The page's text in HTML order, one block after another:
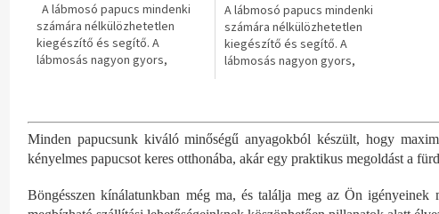
A lábmosó papucs mindenki
számára nélkülözhetetlen
kiegészítő és segítő. A
lábmosás nagyon gyors,
A lábmosó papucs mindenki
számára nélkülözhetetlen
kiegészítő és segítő. A
lábmosás nagyon gyors,
i
s
t
a
r
Minden papucsunk kiváló minőségű anyagokból készült, hogy
kényelmes papucsot keres otthonába, akár egy praktikus megoldást a
Böngésszen kínálatunkban még ma, és találja meg az Ön